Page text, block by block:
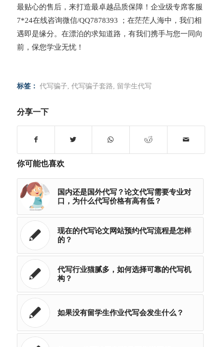
最贴心的售后，来打造最卓越品质保障！企业级专席客服
7*24在线咨询微信/QQ7878393 ；在茫茫人海中，我们相
遇即是缘分。在漂泊的求知道路，有我们携手与您一同向
前，保您学业无忧！
标签： 代写骗子, 代写骗子套路, 留学生代写
分享一下
你可能也喜欢
国内还是国外代写？论文代写需要专业对
口，为什么代写价格有高有低？
现在的代写论文网站预约代写流程是怎样
的？
代写行业猫腻多，如何选择可靠的代写机
构？
如果没有留学生作业代写会发生什么？